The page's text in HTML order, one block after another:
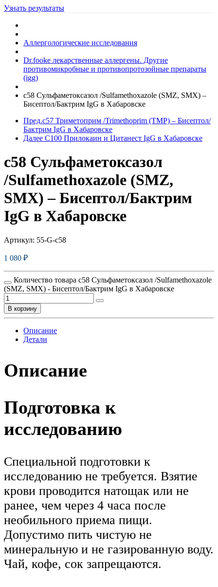
Узнать результаты
Аллергологические исследования
Dr.fooke лекарственные аллергены. Другие
противомикробные и противопротозойные препараты
(igg)
c58 Сульфаметоксазол /Sulfamethoxazole (SMZ, SMX) –
Бисептол/Бактрим IgG в Хабаровске
Пред.c57 Триметоприм /Trimethoprim (TMP) – Бисептол/
Бактрим IgG в Хабаровске
Далее C100 Прилокаин и Цитанест IgG в Хабаровске
c58 Сульфаметоксазол
/Sulfamethoxazole (SMZ,
SMX) – Бисептол/Бактрим
IgG в Хабаровске
Артикул: 55-G-c58
1 080 ₽
Количество товара c58 Сульфаметоксазол /Sulfamethoxazole
(SMZ, SMX) - Бисептол/Бактрим IgG в Хабаровске
В корзину
Описание
Детали
Описание
Подготовка к
исследованию
Специальной подготовки к
исследованию не требуется. Взятие
крови проводится натощак или не
ранее, чем через 4 часа после
необильного приема пищи.
Допустимо пить чистую не
минеральную и не газированную воду.
Чай, кофе, сок запрещаются.